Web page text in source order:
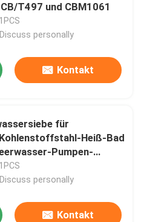
T497 und CBM1061
personally
Kontakt
für
Heiß-Bad
Pumpen-
vorbildliches As150
2012 galvanisierten
personally
Kontakt